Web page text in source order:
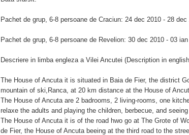
Pachet de grup, 6-8 persoane de Craciun: 24 dec 2010 - 28
Pachet de grup, 6-8 persoane de Revelion: 30 dec 2010 - 03
Descriere in limba engleza a Vilei Ancutei (Description in
The House of Ancuta it is situated in Baia de Fier, the district
mountain of ski,Ranca, at 20 km distance at the House of
The House of Ancuta are 2 badrooms, 2 living-rooms, one
relaxe the adults and playing the children, berbecue, and
The House of Ancuta it is of the road hwo go at The Grote of
de Fier, the House of Ancuta beeing at the third road to the